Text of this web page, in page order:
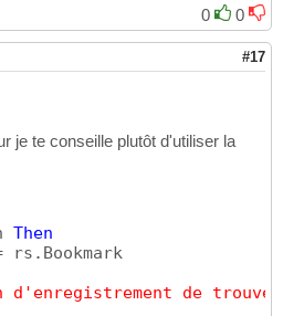
0
0
#17
je te conseille plutôt d'utiliser la
Then
d'enregistrement de